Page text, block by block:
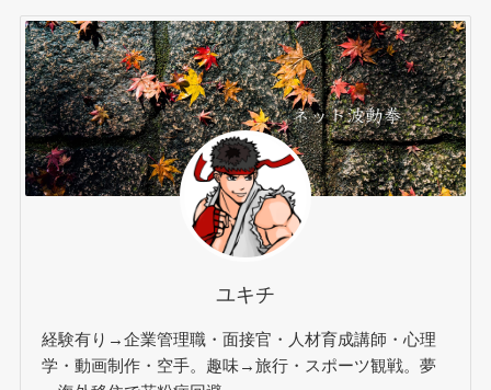
ユキチ
経験有り→企業管理職・面接官・人材育成講師・心理
学・動画制作・空手。趣味→旅行・スポーツ観戦。夢